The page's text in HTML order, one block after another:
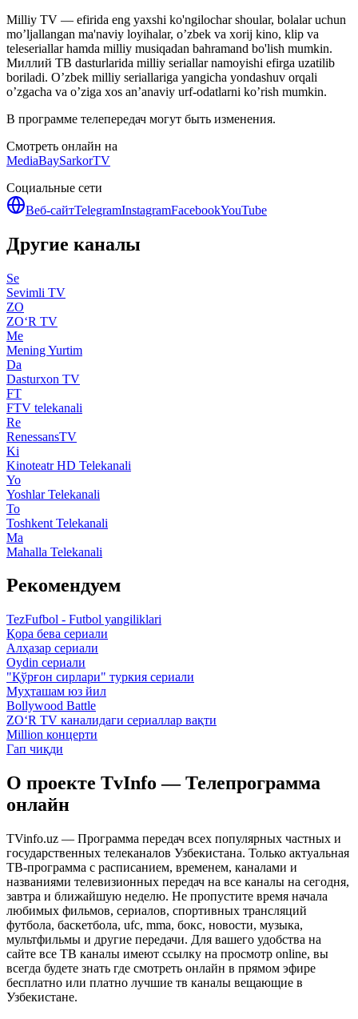
Milliy TV — efirida eng yaxshi ko'ngilochar shoular, bolalar uchun
mo’ljallangan ma'naviy loyihalar, o’zbek va xorij kino, klip va
teleseriallar hamda milliy musiqadan bahramand bo'lish mumkin.
Миллий ТВ dasturlarida milliy seriallar namoyishi efirga uzatilib
boriladi. O’zbek milliy seriallariga yangicha yondashuv orqali
o’zgacha va o’ziga xos an’anaviy urf-odatlarni ko’rish mumkin.
В программе телепередач могут быть изменения.
Смотреть онлайн на
MediaBaySarkorTV
Социальные сети
Веб-сайтTelegramInstagramFacebookYouTube
Другие каналы
Se
Sevimli TV
ZO
ZO‘R TV
Me
Mening Yurtim
Da
Dasturxon TV
FT
FTV telekanali
Re
RenessansTV
Ki
Kinoteatr HD Telekanali
Yo
Yoshlar Telekanali
To
Toshkent Telekanali
Ma
Mahalla Telekanali
Рекомендуем
TezFufbol - Futbol yangiliklari
Қора бева сериали
Алҳазар сериали
Oydin сериали
"Қўрғон сирлари" туркия сериали
Муҳташам юз йил
Bollywood Battle
ZO‘R TV каналидаги сериаллар вақти
Million концерти
Гап чиқди
О проекте TvInfo — Телепрограмма
онлайн
TVinfo.uz — Программа передач всех популярных частных и
государственных телеканалов Узбекистана. Только актуальная
ТВ-программа с расписанием, временем, каналами и
названиями телевизионных передач на все каналы на сегодня,
завтра и ближайшую неделю. Не пропустите время начала
любимых фильмов, сериалов, спортивных трансляций
футбола, баскетбола, ufc, mma, бокс, новости, музыка,
мультфильмы и другие передачи. Для вашего удобства на
сайте все ТВ каналы имеют ссылку на просмотр online, вы
всегда будете знать где смотреть онлайн в прямом эфире
бесплатно или платно лучшие тв каналы вещающие в
Узбекистане.